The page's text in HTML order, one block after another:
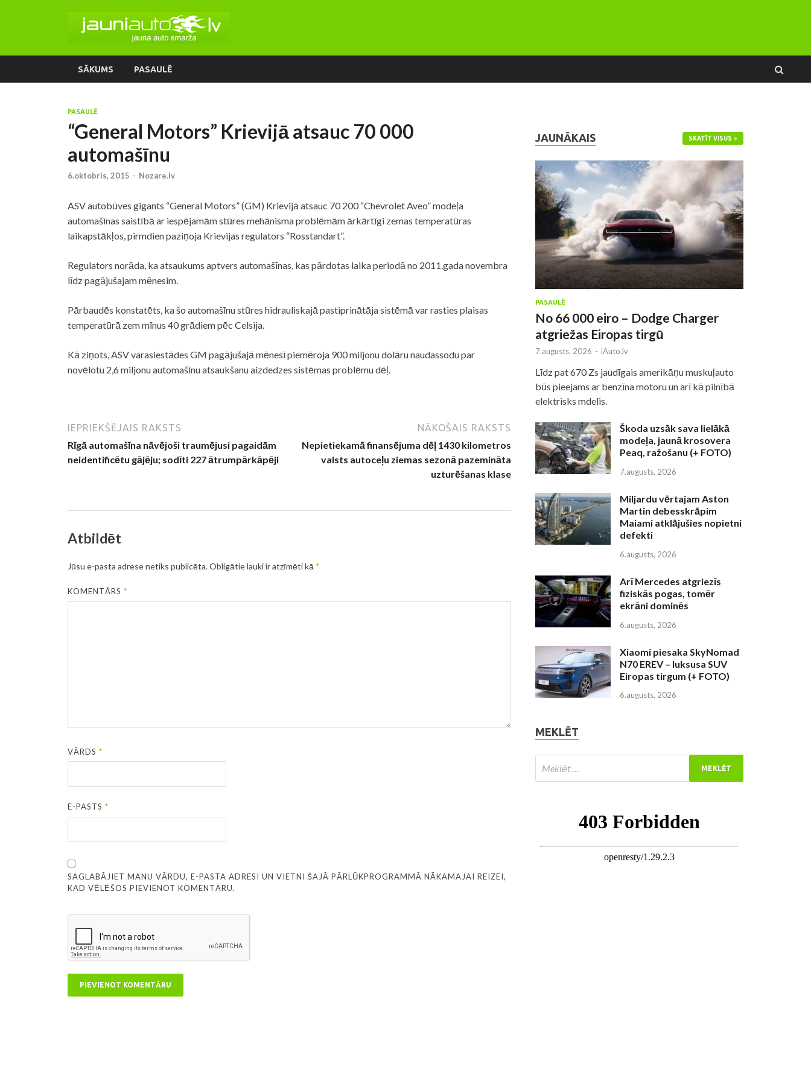
SĀKUMS PASAULĒ
PASAULĒ
“General Motors” Krievijā atsauc 70 000
automašīnu
6.oktobris, 2015 - Nozare.lv
ASV autobūves gigants “General Motors” (GM) Krievijā atsauc 70 200 “Chevrolet Aveo” modeļa
automašīnas saistībā ar iespējamām stūres mehānisma problēmām ārkārtīgi zemas temperatūras
laikapstākļos, pirmdien paziņoja Krievijas regulators “Rosstandart”.
Regulators norāda, ka atsaukums aptvers automašīnas, kas pārdotas laika periodā no 2011.gada novembra
līdz pagājušajam mēnesim.
Pārbaudēs konstatēts, ka šo automašīnu stūres hidrauliskajā pastiprinātāja sistēmā var rasties plaisas
temperatūrā zem mīnus 40 grādiem pēc Celsija.
Kā ziņots, ASV varasiestādes GM pagājušajā mēnesī piemēroja 900 miljonu dolāru naudassodu par
novēlotu 2,6 miljonu automašīnu atsaukšanu aizdedzes sistēmas problēmu dēļ.
IEPRIEKŠĒJAIS RAKSTS
Rīgā automašīna nāvējoši traumējusi pagaidām
neidentificētu gājēju; sodīti 227 ātrumpārkāpēji
NĀKOŠAIS RAKSTS
Nepietiekamā finansējuma dēļ 1430 kilometros
valsts autoceļu ziemas sezonā pazemināta
uzturēšanas klase
Atbildēt
Jūsu e-pasta adrese netiks publicēta.Obligātie lauki ir atzīmēti kā *
KOMENTĀRS*
VĀRDS*
E-PASTS*
SAGLABĀJIET MANU VĀRDU, E-PASTA ADRESI UN VIETNI ŠAJĀ PĀRLŪKPROGRAMMĀ NĀKAMAJAI REIZEI,
KAD VĒLĒŠOS PIEVIENOT KOMENTĀRU.
JAUNĀKAIS SKATĪT VISUS
PASAULĒ
No 66 000 eiro – Dodge Charger
atgriežas Eiropas tirgū
7.augusts, 2026 - iAuto.lv
Līdz pat 670 Zs jaudīgais amerikāņu muskuļauto
būs pieejams ar benzīna motoru un arī kā pilnībā
elektrisks mdelis.
Škoda uzsāk sava lielākā
modeļa, jaunā krosovera
Peaq, ražošanu (+ FOTO)
7.augusts, 2026
Miljardu vērtajam Aston
Martin debesskrāpim
Maiami atklājušies nopietni
defekti
6.augusts, 2026
Arī Mercedes atgriezīs
fiziskās pogas, tomēr
ekrāni dominēs
6.augusts, 2026
Xiaomi piesaka SkyNomad
N70 EREV – luksusa SUV
Eiropas tirgum (+ FOTO)
6.augusts, 2026
MEKLĒT